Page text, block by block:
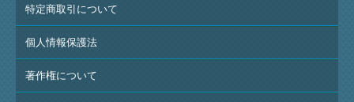
特定商取引について
個人情報保護法
著作権について